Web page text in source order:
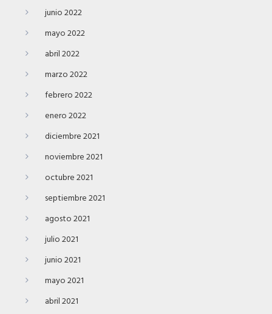
junio 2022
mayo 2022
abril 2022
marzo 2022
febrero 2022
enero 2022
diciembre 2021
noviembre 2021
octubre 2021
septiembre 2021
agosto 2021
julio 2021
junio 2021
mayo 2021
abril 2021